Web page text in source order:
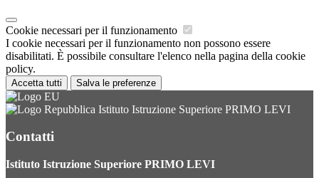
Cookie necessari per il funzionamento
I cookie necessari per il funzionamento non possono essere
disabilitati. È possibile consultare l'elenco nella pagina della cookie
policy.
Accetta tutti Salva le preferenze
Istituto Istruzione Superiore PRIMO LEVI
Contatti
Istituto Istruzione Superiore PRIMO LEVI